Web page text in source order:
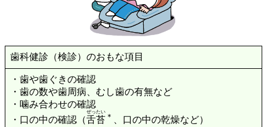
歯科健診（検診）のおもな項目
・歯や歯ぐきの確認
・歯の数や歯周病、むし歯の有無など
・噛み合わせの確認
・口の中の確認（舌苔
ぜったい
＊ 、口の中の乾燥など）